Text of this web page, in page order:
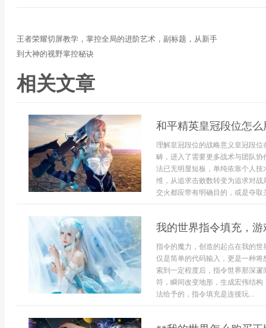
王者荣耀切屏教学，掌控全局的进阶艺术，副标题，从新手
到大神的视野掌控秘诀
相关文章
和平精英皇冠段位怎
理解皇冠段位的战略意义皇冠段
畴，进入了需要更多战术与团队
法已无明显短板，单纯依靠个人
维，从追求击败数转变为追求对
交火都应带有明确目的，或是夺取
我的世界指令填充，
指令的魔力，创造的起点在我的
仅是简单的代码输入，更是一种
索到一定程度后，指令世界那深
符，瞬间改变地形，生成宏伟结
法给予的，指令填充是连接玩...